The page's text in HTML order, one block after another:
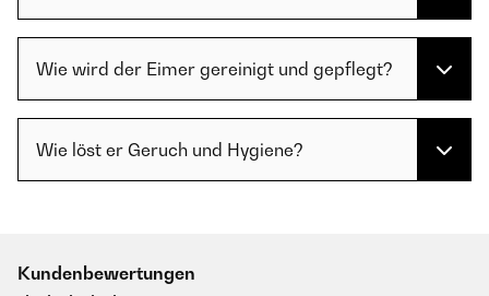
Wie wird der Eimer gereinigt und gepflegt?
Wie löst er Geruch und Hygiene?
Kundenbewertungen